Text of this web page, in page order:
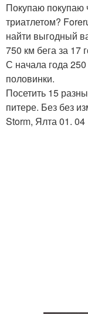
Покупаю покупаю
триатлетом?
найти выгодный
750 км бега за 17
С начала года
половинки.
Посетить 15
питере. Без без
Storm, Ялта 01. 04